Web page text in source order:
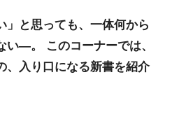
」と思っても、一体何から
―。 このコーナーでは、
、入り口になる新書を紹介